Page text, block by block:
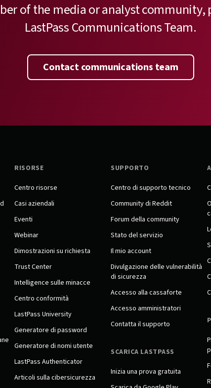
of the media or analyst community,
LastPass Communications Team.
Contact communications team
RISORSE
Centro risorse
Casi aziendali
Eventi
Webinar
Dimostrazioni su richiesta
Trust Center
Intelligence sulle minacce
Centro conformità
LastPass University
Generatore di password
Generatore di nomi utente
LastPass Authenticator
Articoli sulla cibersicurezza
SUPPORTO
Centro di supporto tecnico
Community di Reddit
Forum della community
Stato del servizio
Il mio account
Divulgazione delle vulnerabilità
di sicurezza
Accesso alla cassaforte
Accesso amministratori
Contatta il supporto
SCARICA LASTPASS
Inizia una prova gratuita